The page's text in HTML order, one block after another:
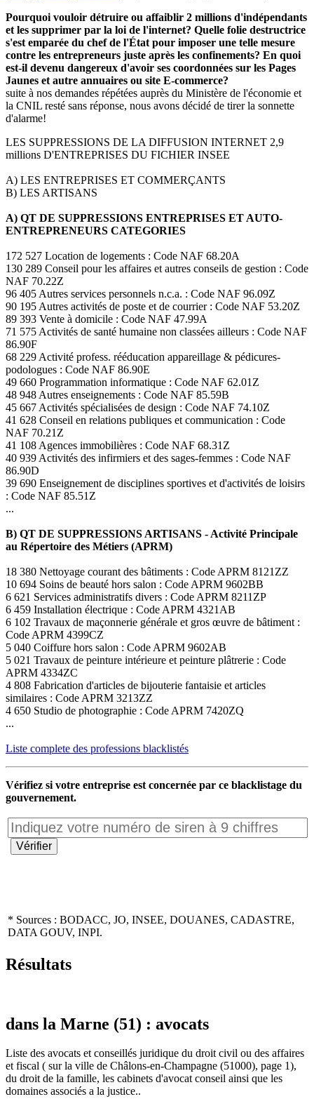
Pourquoi vouloir détruire ou affaiblir 2 millions d'indépendants
et les supprimer par la loi de l'internet? Quelle folie destructrice
s'est emparée du chef de l'État pour imposer une telle mesure
contre les entrepreneurs juste après les confinements? En quoi
est-il devenu dangereux d'avoir ses coordonnées sur les Pages
Jaunes et autre annuaires ou site E-commerce?
suite à nos demandes répétées auprès du Ministère de l'économie et
la CNIL resté sans réponse, nous avons décidé de tirer la sonnette
d'alarme!
LES SUPPRESSIONS DE LA DIFFUSION INTERNET 2,9
millions D'ENTREPRISES DU FICHIER INSEE
A) LES ENTREPRISES ET COMMERÇANTS
B) LES ARTISANS
A) QT DE SUPPRESSIONS ENTREPRISES ET AUTO-
ENTREPRENEURS CATEGORIES
172 527 Location de logements : Code NAF 68.20A
130 289 Conseil pour les affaires et autres conseils de gestion : Code
NAF 70.22Z
96 405 Autres services personnels n.c.a. : Code NAF 96.09Z
90 195 Autres activités de poste et de courrier : Code NAF 53.20Z
89 393 Vente à domicile : Code NAF 47.99A
71 575 Activités de santé humaine non classées ailleurs : Code NAF
86.90F
68 229 Activité profess. rééducation appareillage & pédicures-
podologues : Code NAF 86.90E
49 660 Programmation informatique : Code NAF 62.01Z
48 948 Autres enseignements : Code NAF 85.59B
45 667 Activités spécialisées de design : Code NAF 74.10Z
41 628 Conseil en relations publiques et communication : Code
NAF 70.21Z
41 108 Agences immobilières : Code NAF 68.31Z
40 939 Activités des infirmiers et des sages-femmes : Code NAF
86.90D
39 690 Enseignement de disciplines sportives et d'activités de loisirs
: Code NAF 85.51Z
...
B) QT DE SUPPRESSIONS ARTISANS - Activité Principale
au Répertoire des Métiers (APRM)
18 380 Nettoyage courant des bâtiments : Code APRM 8121ZZ
10 694 Soins de beauté hors salon : Code APRM 9602BB
6 621 Services administratifs divers : Code APRM 8211ZP
6 459 Installation électrique : Code APRM 4321AB
6 102 Travaux de maçonnerie générale et gros œuvre de bâtiment :
Code APRM 4399CZ
5 040 Coiffure hors salon : Code APRM 9602AB
5 021 Travaux de peinture intérieure et peinture plâtrerie : Code
APRM 4334ZC
4 808 Fabrication d'articles de bijouterie fantaisie et articles
similaires : Code APRM 3213ZZ
4 650 Studio de photographie : Code APRM 7420ZQ
...
Liste complete des professions blacklistés
Vérifiez si votre entreprise est concernée par ce blacklistage du
gouvernement.
* Sources : BODACC, JO, INSEE, DOUANES, CADASTRE,
DATA GOUV, INPI.
Résultats
dans la Marne (51) : avocats
Liste des avocats et conseillés juridique du droit civil ou des affaires
et fiscal ( sur la ville de Châlons-en-Champagne (51000), page 1),
du droit de la famille, les cabinets d'avocat conseil ainsi que les
domaines associés a la justice..